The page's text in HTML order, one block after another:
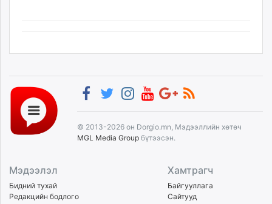
© 2013-2026 он Dorgio.mn, Мэдээллийн хөтөч
MGL Media Group бүтээсэн.
Мэдээлэл
Бидний тухай
Редакцийн бодлого
Хамтрагч
Байгууллага
Сайтууд